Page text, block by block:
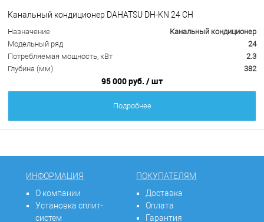
Канальный кондиционер DAHATSU DH-KN 24 CH
Назначение
Канальный кондиционер
Модельный ряд
24
Потребляемая мощность, кВт
2.3
Глубина (мм)
382
95 000 руб. / шт
Подробнее
ИНФОРМАЦИЯ
О компании
Установка сплит-
систем
ПОКУПАТЕЛЯМ
Доставка
Оплата
Гарантия